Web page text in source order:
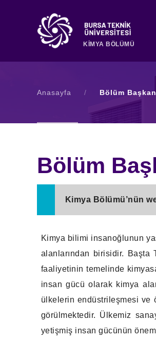
KİMYA BÖLÜMÜ
Anasayfa / Bölüm
Bölüm
Kimya Bölümü’nün
Kimya bilimi insanoğlunun
alanlarından birisidir. Başta
faaliyetinin temelinde
insan gücü olarak kimya
ülkelerin endüstrileşmesi ve
görülmektedir. Ülkemiz
yetişmiş insan gücünün